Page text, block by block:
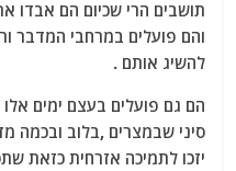
תושבים הרי שכיום הם אבדו
והם פועלים במרחבי המדבר
להשיג אותם .
הם גם פועלים בעצם ימים
סיני שבמצרים ,בלוב ובכמה
יזכו לתמיכה אזרחית כזאת